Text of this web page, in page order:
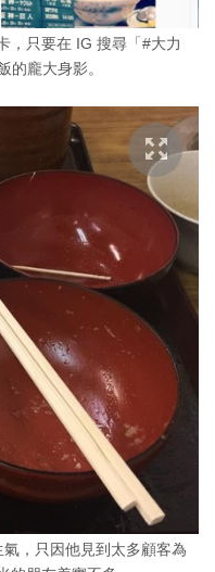
，只要在 IG 搜尋「#大力
的龐大身影。
，只因他見到太多顧客為